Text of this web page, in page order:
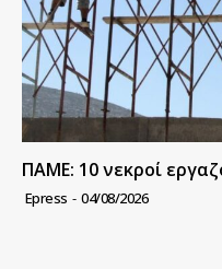
ΠΑΜΕ: 10 νεκροί
Epress - 04/08/2026